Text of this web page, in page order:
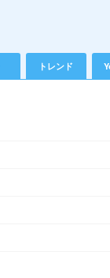
トレンド